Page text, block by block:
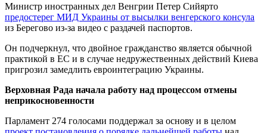
Министр иностранных дел Венгрии Петер Сийярто
предостерег МИД Украины от высылки венгерского консула
из Берегово из-за видео с раздачей паспортов.
Он подчеркнул, что двойное гражданство является обычной
практикой в ЕС и в случае недружественных действий Киева
пригрозил замедлить евроинтеграцию Украины.
Верховная Рада начала работу над процессом отмены
неприкосновенности
Парламент 274 голосами поддержал за основу и в целом